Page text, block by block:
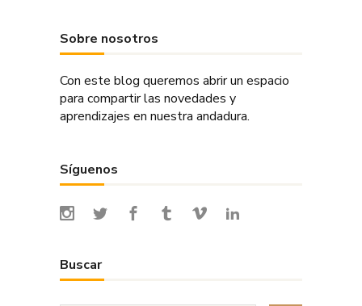
Sobre nosotros
Con este blog queremos abrir un espacio
para compartir las novedades y
aprendizajes en nuestra andadura.
Síguenos
Buscar